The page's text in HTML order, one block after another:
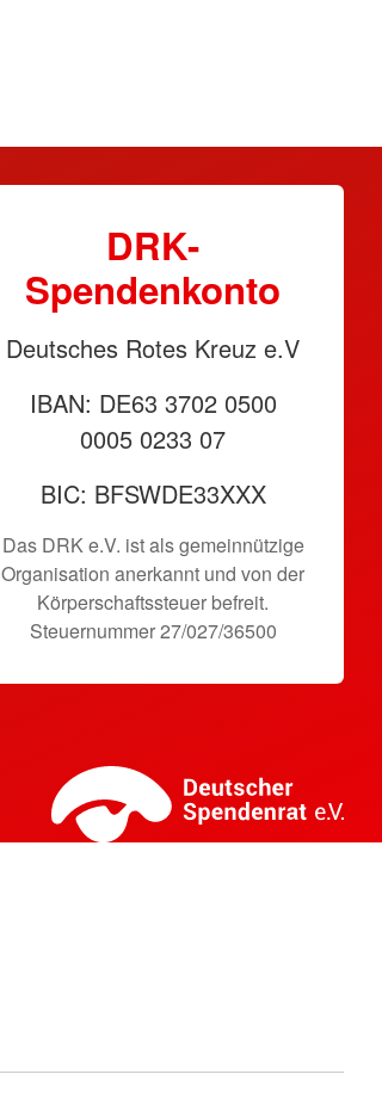
DRK-
Spendenkonto
Deutsches Rotes Kreuz e.V
IBAN: DE63 3702 0500
0005 0233 07
BIC: BFSWDE33XXX
Das DRK e.V. ist als gemeinnützige
Organisation anerkannt und von der
Körperschaftssteuer befreit.
Steuernummer 27/027/36500